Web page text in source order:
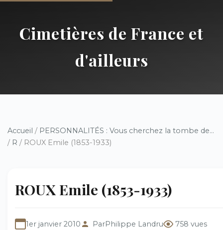
Cimetières de France et
d'ailleurs
Accueil / PERSONNALITÉS : Vous cherchez la tombe de...
/ R / ROUX Emile (1853-1933)
ROUX Emile (1853-1933)
1er janvier 2010 ParPhilippe Landru 758 vues